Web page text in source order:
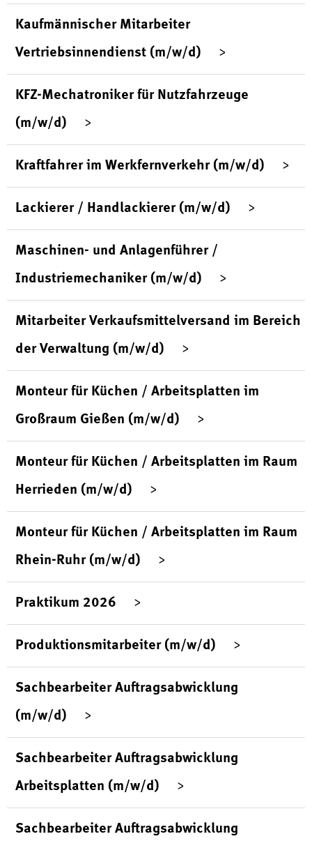
Kaufmännischer Mitarbeiter
Vertriebsinnendienst (m/w/d)
KFZ-Mechatroniker für Nutzfahrzeuge
(m/w/d)
Kraftfahrer im Werkfernverkehr (m/w/d)
Lackierer / Handlackierer (m/w/d)
Maschinen- und Anlagenführer /
Industriemechaniker (m/w/d)
Mitarbeiter Verkaufsmittelversand im Bereich
der Verwaltung (m/w/d)
Monteur für Küchen / Arbeitsplatten im
Großraum Gießen (m/w/d)
Monteur für Küchen / Arbeitsplatten im Raum
Herrieden (m/w/d)
Monteur für Küchen / Arbeitsplatten im Raum
Rhein-Ruhr (m/w/d)
Praktikum 2026
Produktionsmitarbeiter (m/w/d)
Sachbearbeiter Auftragsabwicklung
(m/w/d)
Sachbearbeiter Auftragsabwicklung
Arbeitsplatten (m/w/d)
Sachbearbeiter Auftragsabwicklung